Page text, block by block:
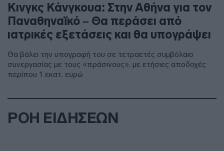
Κινγκς Κάνγκουα: Στην Αθήνα για τον
Παναθηναϊκό – Θα περάσει από
ιατρικές εξετάσεις και θα υπογράψει
Θα βάλει την υπογραφή του σε τετραετές συμβόλαιο
συνεργασίας με τους «πράσινους», με ετήσιες αποδοχές
περίπου 1 εκατ. ευρώ
ΡΟΗ ΕΙΔΗΣΕΩΝ